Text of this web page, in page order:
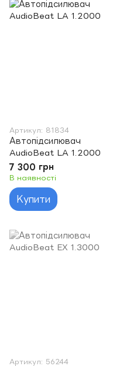
Артикул: 81834
Автопідсилювач
AudioBeat LA 1.2000
7 300 грн
В наявності
Купити
Артикул: 56244